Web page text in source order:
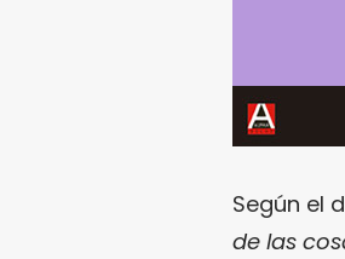
Según el
de las